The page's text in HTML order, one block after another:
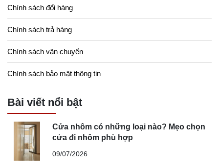
Chính sách đổi hàng
Chính sách trả hàng
Chính sách vận chuyển
Chính sách bảo mật thông tin
Bài viết nổi bật
Cửa nhôm có những loại nào? Mẹo chọn
cửa đi nhôm phù hợp
09/07/2026